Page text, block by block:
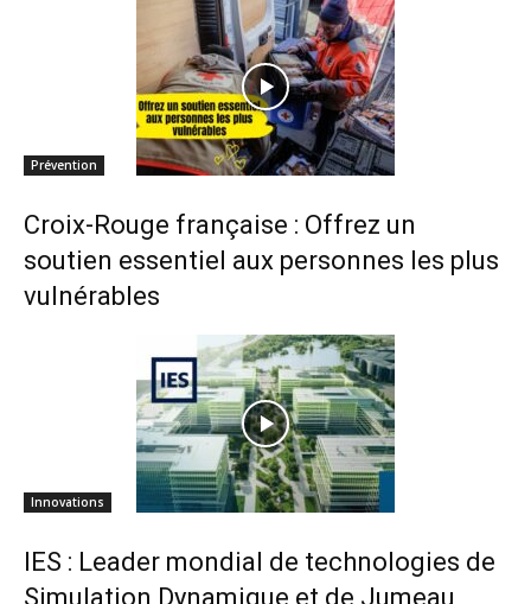
Prévention
Croix-Rouge française : Offrez un
soutien essentiel aux personnes les plus
vulnérables
Innovations
IES : Leader mondial de technologies de
Simulation Dynamique et de Jumeau